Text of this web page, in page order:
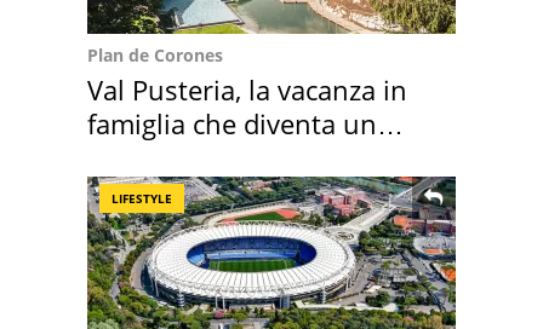
Plan de Corones
Val Pusteria, la vacanza in
famiglia che diventa un
LIFESTYLE